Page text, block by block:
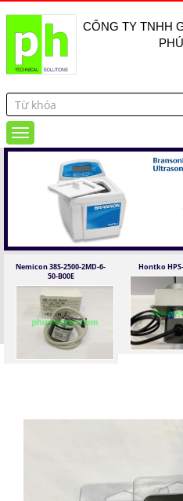
CÔNG TY TNHH
Nemicon 38S-2500-2MD-6-
50-B00E
Hontko